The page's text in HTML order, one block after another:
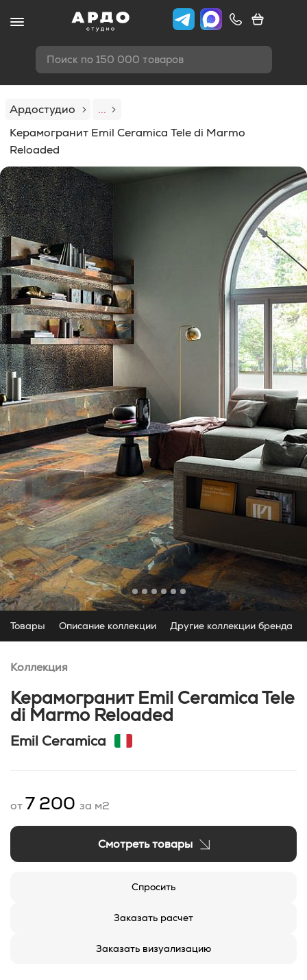
Поиск по 150 000 товаров
Ардостудио
...
Керамогранит Emil Ceramica Tele di Marmo
Reloaded
Товары Описание коллекции Другие коллекции бренда
Коллекция
Керамогранит Emil Ceramica Tele
di Marmo Reloaded
Emil Ceramica
от7 200 за м2
Смотреть товары
Спросить
Заказать расчет
Заказать визуализацию